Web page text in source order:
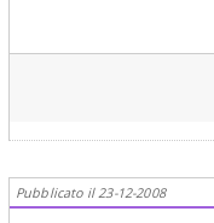
Pubblicato il 23-12-2008